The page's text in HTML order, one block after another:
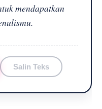
mendapatkan
Salin Teks